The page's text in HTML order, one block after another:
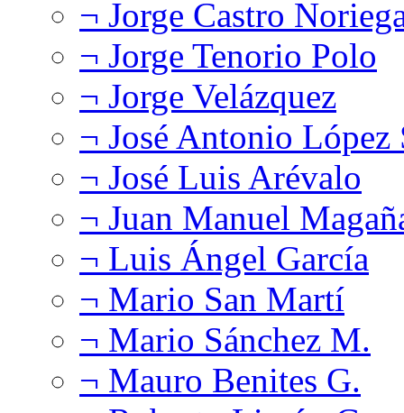
¬ Jorge Castro
¬ Jorge Tenorio Polo
¬ Jorge Velázquez
¬ José Antonio López
¬ José Luis Arévalo
¬ Juan Manuel
¬ Luis Ángel García
¬ Mario San Martí
¬ Mario Sánchez M.
¬ Mauro Benites G.